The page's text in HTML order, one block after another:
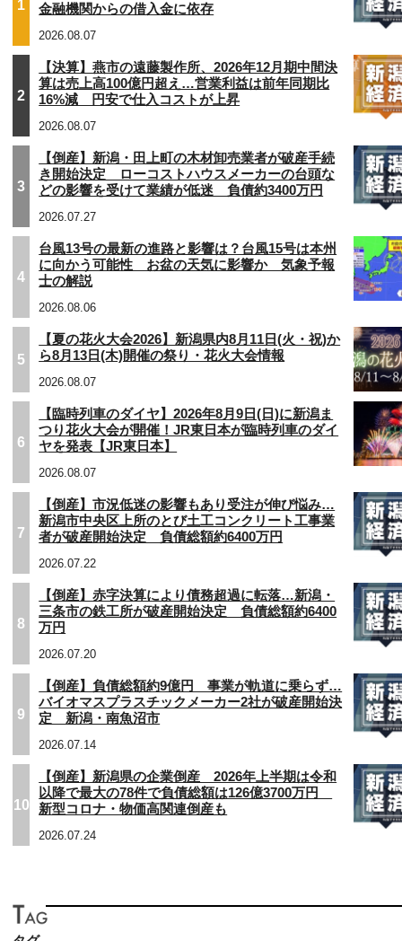
1
金融機関からの借入金に依存
2026.08.07
2
【決算】燕市の遠藤製作所、2026年12月期中間決
算は売上高100億円超え…営業利益は前年同期比
16%減 円安で仕入コストが上昇
2026.08.07
3
【倒産】新潟・田上町の木材卸売業者が破産手続
き開始決定 ローコストハウスメーカーの台頭な
どの影響を受けて業績が低迷 負債約3400万円
2026.07.27
4
台風13号の最新の進路と影響は？台風15号は本州
に向かう可能性 お盆の天気に影響か 気象予報
士の解説
2026.08.06
5
【夏の花火大会2026】新潟県内8月11日(火・祝)か
ら8月13日(木)開催の祭り・花火大会情報
2026.08.07
6
【臨時列車のダイヤ】2026年8月9日(日)に新潟ま
つり花火大会が開催！JR東日本が臨時列車のダイ
ヤを発表【JR東日本】
2026.08.07
7
【倒産】市況低迷の影響もあり受注が伸び悩み…
新潟市中央区上所のとび土工コンクリート工事業
者が破産開始決定 負債総額約6400万円
2026.07.22
8
【倒産】赤字決算により債務超過に転落…新潟・
三条市の鉄工所が破産開始決定 負債総額約6400
万円
2026.07.20
9
【倒産】負債総額約9億円 事業が軌道に乗らず…
バイオマスプラスチックメーカー2社が破産開始決
定 新潟・南魚沼市
2026.07.14
10
【倒産】新潟県の企業倒産 2026年上半期は令和
以降で最大の78件で負債総額は126億3700万円
新型コロナ・物価高関連倒産も
2026.07.24